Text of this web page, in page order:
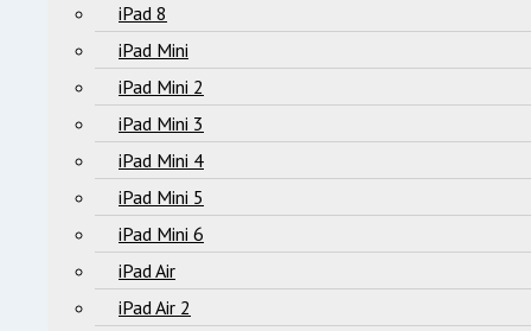
iPad 8
iPad Mini
iPad Mini 2
iPad Mini 3
iPad Mini 4
iPad Mini 5
iPad Mini 6
iPad Air
iPad Air 2